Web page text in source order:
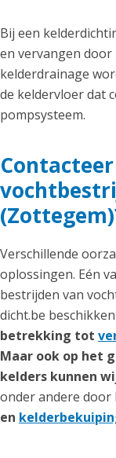
Bij een
en vervangen door
kelderdrainage
de keldervloer dat
pompsysteem.
Verschillende
oplossingen. Eén
bestrijden van
dicht.be
betrekking tot
Maar ook op het
kelders kunnen
onder andere door
en